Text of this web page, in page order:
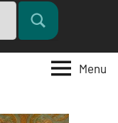
Rechercher
Menu